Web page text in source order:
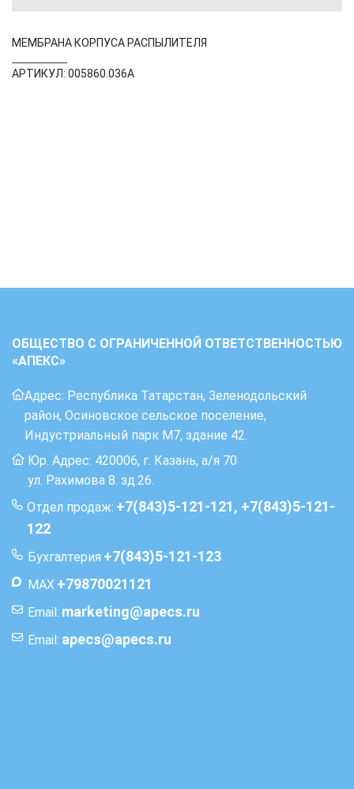
МЕМБРАНА КОРПУСА РАСПЫЛИТЕЛЯ
АРТИКУЛ: 005860.036А
ОБЩЕСТВО С ОГРАНИЧЕННОЙ ОТВЕТСТВЕННОСТЬЮ
«АПЕКС»
Адрес: Республика Татарстан, Зеленодольский
район, Осиновское сельское поселение,
Индустриальный парк М7, здание 42.
Юр. Адрес: 420006, г. Казань, а/я 70
ул. Рахимова 8. зд.26.
Отдел продаж: +7(843)5-121-121, +7(843)5-121-
122
Бухгалтерия +7(843)5-121-123
MAX +79870021121
Email: marketing@apecs.ru
Email: apecs@apecs.ru